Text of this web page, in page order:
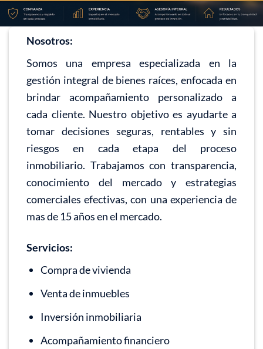
Nosotros:
Somos una empresa especializada en la
gestión integral de bienes raíces, enfocada en
brindar acompañamiento personalizado a
cada cliente. Nuestro objetivo es ayudarte a
tomar decisiones seguras, rentables y sin
riesgos en cada etapa del proceso
inmobiliario. Trabajamos con transparencia,
conocimiento del mercado y estrategias
comerciales efectivas, con una experiencia de
mas de 15 años en el mercado.
Servicios:
Compra de vivienda
Venta de inmuebles
Inversión inmobiliaria
Acompañamiento financiero